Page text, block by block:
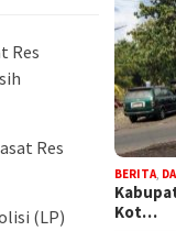
Res
Res
(LP)
BERITA,
Kot…